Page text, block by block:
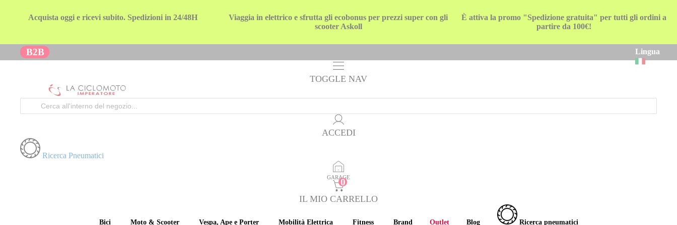
Acquista oggi e ricevi subito. Spedizioni in 24/48H
Viaggia in elettrico e sfrutta gli ecobonus per prezzi super con gli
scooter Askoll
È attiva la promo "Spedizione gratuita" per tutti gli ordini a
partire da 100€!
Lingua
B2B
TOGGLE NAV
ACCEDI
Ricerca Pneumatici
GARAGE
IL MIO CARRELLO
Bici Moto & Scooter Vespa, Ape e Porter Mobilità Elettrica Fitness Brand Outlet Blog Ricerca pneumatici